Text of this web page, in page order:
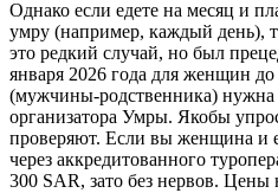
Однако если едете на месяц и
умру (например, каждый день),
это редкий случай, но был
января 2026 года для женщин до
(мужчины-родственника) нужна
организатора Умры. Якобы
проверяют. Если вы женщина и
через аккредитованного
300 SAR, зато без нервов. Цены